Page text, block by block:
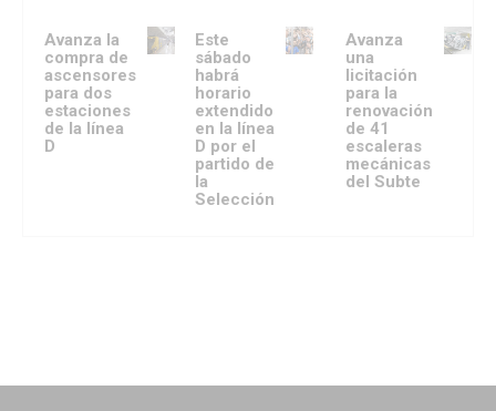
Avanza la
compra de
ascensores
para dos
estaciones
de la línea
D
Este
sábado
habrá
horario
extendido
en la línea
D por el
partido de
la
Selección
Avanza
una
licitación
para la
renovación
de 41
escaleras
mecánicas
del Subte